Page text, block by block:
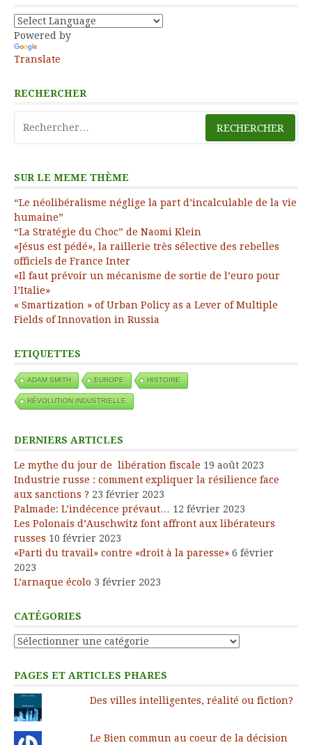
Powered by
Translate
RECHERCHER
SUR LE MEME THÈME
“Le néolibéralisme néglige la part d’incalculable de la vie
humaine”
“La Stratégie du Choc” de Naomi Klein
«Jésus est pédé», la raillerie très sélective des rebelles
officiels de France Inter
«Il faut prévoir un mécanisme de sortie de l’euro pour
l’Italie»
« Smartization » of Urban Policy as a Lever of Multiple
Fields of Innovation in Russia
ETIQUETTES
ADAM SMITH EUROPE HISTOIRE
RÉVOLUTION INDUSTRIELLE
DERNIERS ARTICLES
Le mythe du jour de libération fiscale 19 août 2023
Industrie russe : comment expliquer la résilience face
aux sanctions ? 23 février 2023
Palmade: L’indécence prévaut… 12 février 2023
Les Polonais d’Auschwitz font affront aux libérateurs
russes 10 février 2023
«Parti du travail» contre «droit à la paresse» 6 février
2023
L’arnaque écolo 3 février 2023
CATÉGORIES
Catégories
PAGES ET ARTICLES PHARES
Des villes intelligentes, réalité ou fiction?
Le Bien commun au coeur de la décision